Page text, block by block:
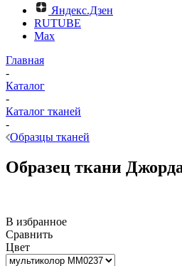
Яндекс.Дзен
RUTUBE
Max
Главная
-
Каталог
-
Каталог тканей
-
Образцы тканей
Образец ткани
В избранное
Сравнить
Цвет